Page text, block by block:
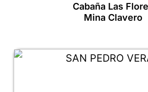
Cabaña Las
Mina Clavero